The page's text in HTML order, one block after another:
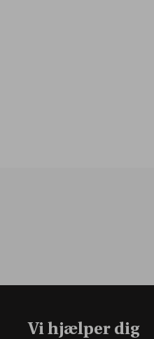
Vi hjælper dig